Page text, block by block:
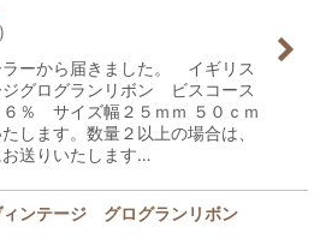
)
ラーから届きました。 イギリス
グログランリボン ビスコース
％ サイズ幅２５ｍｍ ５０ｃｍ
します。数量２以上の場合は、
送りいたします…
ィンテージ グログランリボン